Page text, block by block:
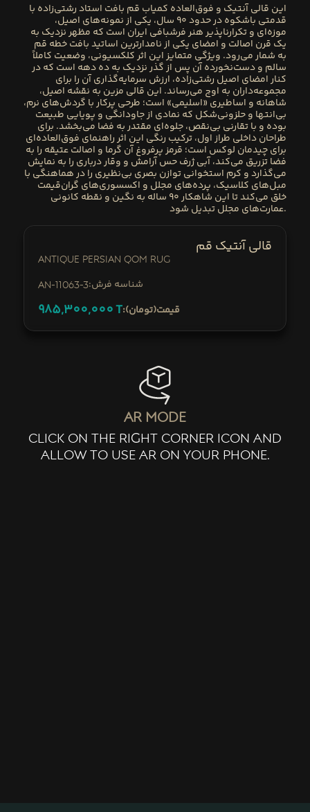
این قالی آنتیک و فوق‌العاده کمیاب قم بافت استاد رشتی‌زاده با
قدمتی باشکوه در حدود ۹۰ سال، یکی از نمونه‌های اصیل،
موزه‌ای و تکرارناپذیر هنر فرشبافی ایران است که مظهر نزدیک به
یک قرن اصالت و امضای یکی از نامدارترین اساتید بافت خطه قم
به شمار می‌رود. ویژگی متمایز این اثر کلکسیونی، وضعیت کاملاً
سالم و دست‌نخورده آن پس از گذر نزدیک به ده دهه است که در
کنار امضای اصیل رشتی‌زاده، ارزش سرمایه‌گذاری آن را برای
مجموعه‌داران به اوج می‌رساند. این قالی مزین به نقشه اصیل،
شاهانه و اساطیری «اسلیمی» است؛ طرحی پرکار با گردش‌های نرم،
بی‌انتها و حلزونی‌شکل که نمادی از جاودانگی و پویایی طبیعت
بوده و با تقارنی بی‌نقص، جلوه‌ای مقتدر به فضا می‌بخشد. برای
طراحان داخلی طراز اول، ترکیب رنگی این اثر راهنمای فوق‌العاده‌ای
برای چیدمان لوکس است؛ قرمز پرفروغ آن گرما و اصالت عتیقه را به
فضا تزریق می‌کند، آبی ژرف حس آرامش و وقار درباری را به نمایش
می‌گذارد و کرم استخوانی توازن بصری بی‌نظیری را در هماهنگی با
مبل‌های کلاسیک، پرده‌های مجلل و اکسسوری‌های گران‌قیمت
خلق می‌کند تا این شاهکار ۹۰ ساله به نگین و نقطه کانونی
عمارت‌های مجلل تبدیل شود.
قالی آنتیک قم
Antique Persian Qom Rug
AN-11063-3 :شناسه فرش
985,300,000T :قیمت(تومان)
ar mode
click on the right corner icon and
allow to use ar on your phone.